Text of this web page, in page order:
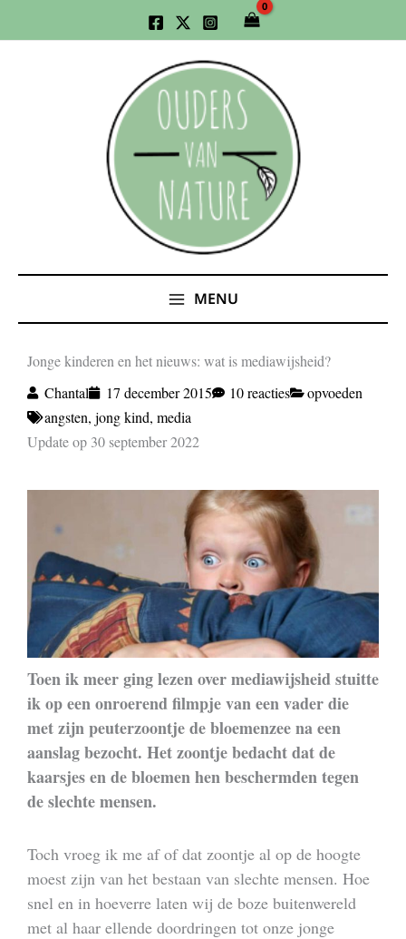
naar
MENU
Jonge kinderen en het nieuws: wat is mediawijsheid?
Chantal
17 december 2015 10 reacties
opvoeden
angsten, jong kind, media
Update op 30 september 2022
Toen ik meer ging lezen over mediawijsheid stuitte
ik op een onroerend filmpje van een vader die
met zijn peuterzoontje de bloemenzee na een
aanslag bezocht. Het zoontje bedacht dat de
kaarsjes en de bloemen hen beschermden tegen
de slechte mensen.
Toch vroeg ik me af of dat zoontje al op de hoogte
moest zijn van het bestaan van slechte mensen. Hoe
snel en in hoeverre laten wij de boze buitenwereld
met al haar ellende doordringen tot onze jonge